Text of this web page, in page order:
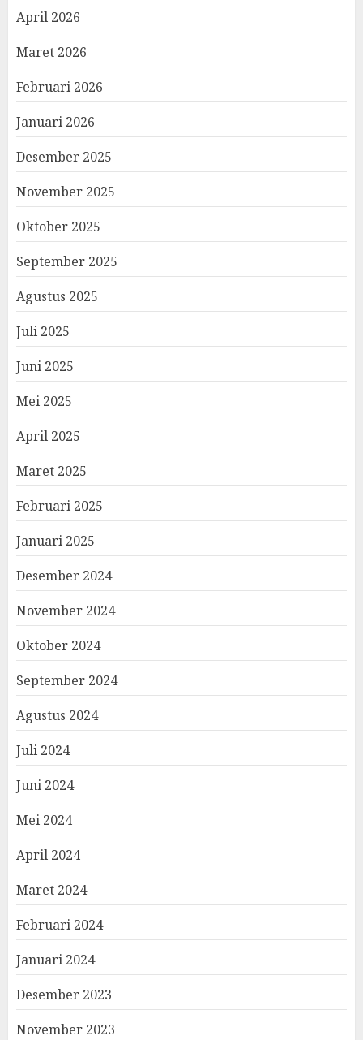
April 2026
Maret 2026
Februari 2026
Januari 2026
Desember 2025
November 2025
Oktober 2025
September 2025
Agustus 2025
Juli 2025
Juni 2025
Mei 2025
April 2025
Maret 2025
Februari 2025
Januari 2025
Desember 2024
November 2024
Oktober 2024
September 2024
Agustus 2024
Juli 2024
Juni 2024
Mei 2024
April 2024
Maret 2024
Februari 2024
Januari 2024
Desember 2023
November 2023